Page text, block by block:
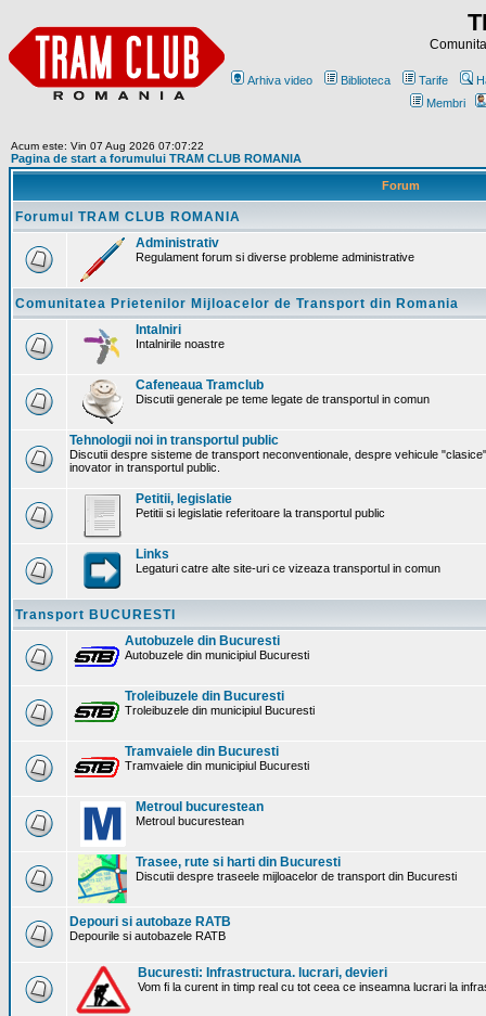
Arhiva video Biblioteca Tarife
Membri
Acum este: Vin 07 Aug 2026 07:07:22
Pagina de start a forumului TRAM CLUB ROMANIA
Forum
Forumul TRAM CLUB ROMANIA
Administrativ
Regulament forum si diverse probleme administrative
Comunitatea Prietenilor Mijloacelor de Transport din Romania
Intalniri
Intalnirile noastre
Cafeneaua Tramclub
Discutii generale pe teme legate de transportul in comun
Tehnologii noi in transportul public
Discutii despre sisteme de transport neconventionale, despre vehicule
inovator in transportul public.
Petitii, legislatie
Petitii si legislatie referitoare la transportul public
Links
Legaturi catre alte site-uri ce vizeaza transportul in comun
Transport BUCURESTI
Autobuzele din Bucuresti
Autobuzele din municipiul Bucuresti
Troleibuzele din Bucuresti
Troleibuzele din municipiul Bucuresti
Tramvaiele din Bucuresti
Tramvaiele din municipiul Bucuresti
Metroul bucurestean
Metroul bucurestean
Trasee, rute si harti din Bucuresti
Discutii despre traseele mijloacelor de transport din Bucuresti
Depouri si autobaze RATB
Depourile si autobazele RATB
Bucuresti: Infrastructura. lucrari, devieri
Vom fi la curent in timp real cu tot ceea ce inseamna lucrari la